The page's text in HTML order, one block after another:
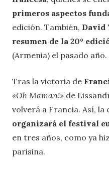
primeros aspectos
edición. También, David
resumen de la 20º
(Armenia) el pasado año.
Tras la victoria de
«Oh Maman!» de
volverá a Francia. Así, la
organizará el festival
en tres años, como ya
parisina.